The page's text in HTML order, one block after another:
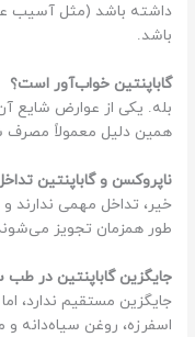
داشته باشد (مثل آسیب
باشد.
گاباپنتین خواب‌آور است؟
بله. یکی از عوارض شایع
همین دلیل معمولاً
ناپروکسن و گاباپنتین
خیر، تداخل مهمی ندارند
طور همزمان تجویز
جایگزین گاباپنتین در
جایگزین مستقیم ندارد،
اسفرزه، روغن سیاه‌دانه